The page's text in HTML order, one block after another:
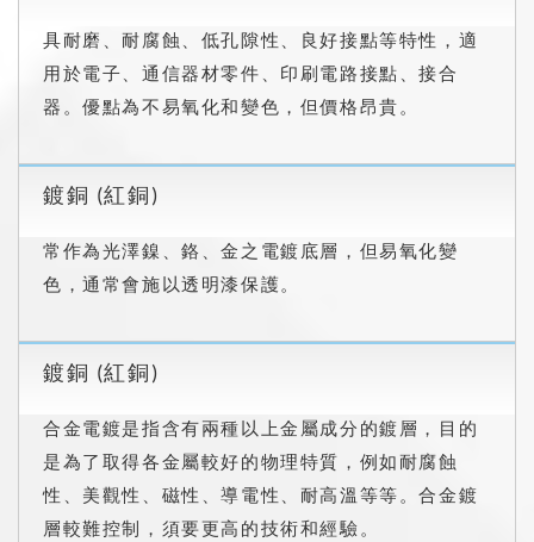
具耐磨、耐腐蝕、低孔隙性、良好接點等特性，適
用於電子、通信器材零件、印刷電路接點、接合
器。優點為不易氧化和變色，但價格昂貴。
鍍銅 (紅銅)
常作為光澤鎳、鉻、金之電鍍底層，但易氧化變
色，通常會施以透明漆保護。
鍍銅 (紅銅)
合金電鍍是指含有兩種以上金屬成分的鍍層，目的
是為了取得各金屬較好的物理特質，例如耐腐蝕
性、美觀性、磁性、導電性、耐高溫等等。合金鍍
層較難控制，須要更高的技術和經驗。